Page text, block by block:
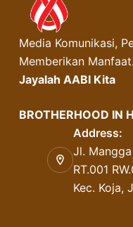
Media Komunikasi,
Memberikan Manfaat.
Jayalah AABI Kita
BROTHERHOOD IN
Address:
Jl.
RT.001
Kec. Koja,